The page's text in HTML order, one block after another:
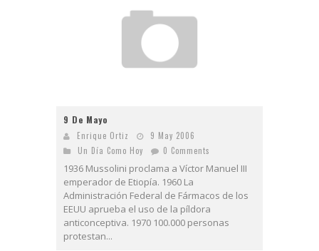
9 De Mayo
Enrique Ortiz
9 May 2006
Un Día Como Hoy
0 Comments
1936 Mussolini proclama a Víctor Manuel III
emperador de Etiopía. 1960 La
Administración Federal de Fármacos de los
EEUU aprueba el uso de la píldora
anticonceptiva. 1970 100.000 personas
protestan...